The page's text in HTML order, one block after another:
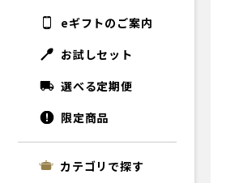
eギフトのご案内
お試しセット
選べる定期便
限定商品
カテゴリで探す